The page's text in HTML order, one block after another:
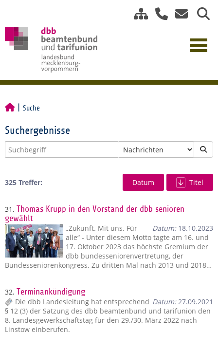
Suche
Suchergebnisse
325 Treffer: Datum Titel
31. Thomas Krupp in den Vorstand der dbb senioren
gewählt
Datum:18.10.2023
„Zukunft. Mit uns. Für
alle“ - Unter diesem Motto tagte am 16. und
17. Oktober 2023 das höchste Gremium der
dbb bundesseniorenvertretung, der
Bundesseniorenkongress. Zu dritten Mal nach 2013 und 2018…
32. Terminankündigung
Datum:27.09.2021
Die dbb Landesleitung hat entsprechend
§ 12 (3) der Satzung des dbb beamtenbund und tarifunion den
8. Landesgewerkschaftstag für den 29./30. März 2022 nach
Linstow einberufen.